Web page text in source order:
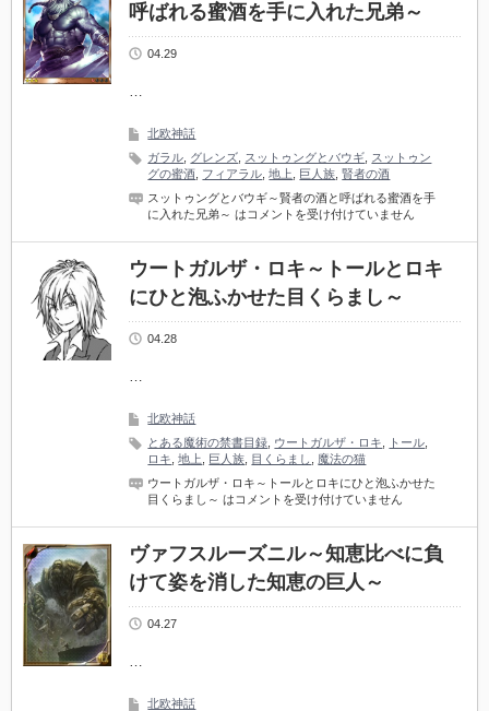
呼ばれる蜜酒を手に入れた兄弟～
04.29
…
北欧神話
ガラル グレンズ スットゥングとバウギ スットゥン
グの蜜酒 フィアラル ,地上 巨人族 ,賢者の酒
スットゥングとバウギ～賢者の酒と呼ばれる蜜酒を手
に入れた兄弟～ は コメントを受け付けていません
ウートガルザ・ロキ～トールとロキ
にひと泡ふかせた目くらまし～
04.28
…
北欧神話
とある魔術の禁書目録 ウートガルザ・ロキ トール
ロキ ,地上 巨人族 目くらまし
魔法の猫
ウートガルザ・ロキ～トールとロキにひと泡ふかせた
目くらまし～ は コメントを受け付けていません
ヴァフスルーズニル～知恵比べに負
けて姿を消した知恵の巨人～
04.27
…
北欧神話